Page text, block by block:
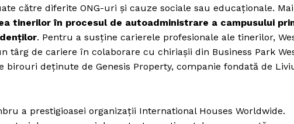
către diferite ONG-uri și cauze sociale sau educaționale. Mai
tinerilor în procesul de autoadministrare a campusului
. Pentru a susține carierele profesionale ale tinerilor,
târg de cariere în colaborare cu chiriașii din Business Park
birouri deținute de Genesis Property, companie fondată de
a prestigioasei organizații International Houses Worldwide.